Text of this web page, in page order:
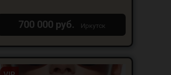
700 000 руб. Иркутск